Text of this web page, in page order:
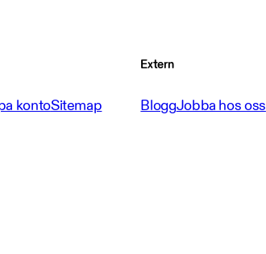
kontoSitemap
Extern
BloggJobba hos oss